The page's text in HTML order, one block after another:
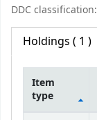
DDC classification:
Holdings ( 1 )
Item
type